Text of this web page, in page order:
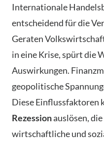
Internationale
entscheidend für die
Geraten
in eine Krise, spürt die
Auswirkungen.
geopolitische
Diese Einflussfaktoren
Rezessionauslösen,
wirtschaftliche und